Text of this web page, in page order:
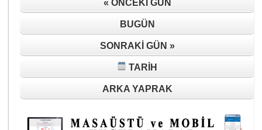
« ÖNCEKI GÜN
BUGÜN
SONRAKI GÜN »
TARIH
ARKA YAPRAK